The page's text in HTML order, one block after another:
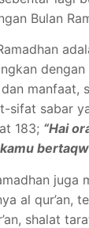
Bulan
manfaat,
sifat sabar
183; “Hai
juga
al qur’an,
shalat